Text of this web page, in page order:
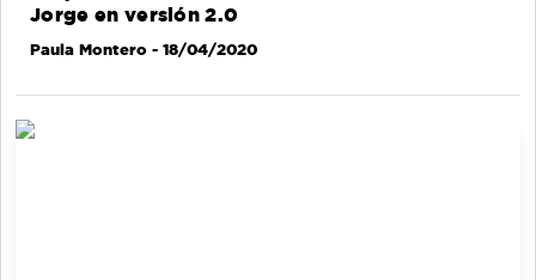
Jorge en versión 2.0
Paula Montero - 18/04/2020